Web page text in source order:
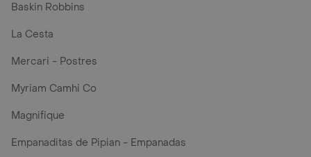
Baskin Robbins
La Cesta
Mercari - Postres
Myriam Camhi Co
Magnifique
Empanaditas de Pipian - Empanadas